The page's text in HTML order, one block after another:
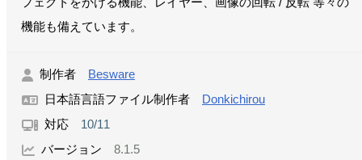
機能も備えています。
制作者 Besware
日本語言語ファイル制作者 Donkichirou
対応 10/11
バージョン 8.1.5